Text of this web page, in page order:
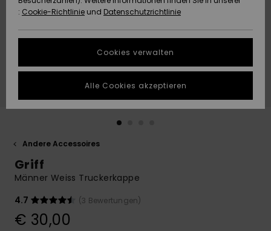
Highlights
Highlights
Starten Sie eine
Unterhaltung,
schnellste
Antwort auf Ihre
Frage zu
erhalten.
Finden Sie
Antworten auf
die häufigsten
Fragen sowie
NACHHALTIGKEIT
WUNSCHLISTE
Andere Accessoires
Griff
Männer Weiss Truckerkappe
4.7
(3 Bewertungen)
€ 30,00
: Cookie-Richtlinie und Datenschutzrichtlinie
Cookies verwalten
Alle Cookies akzeptieren